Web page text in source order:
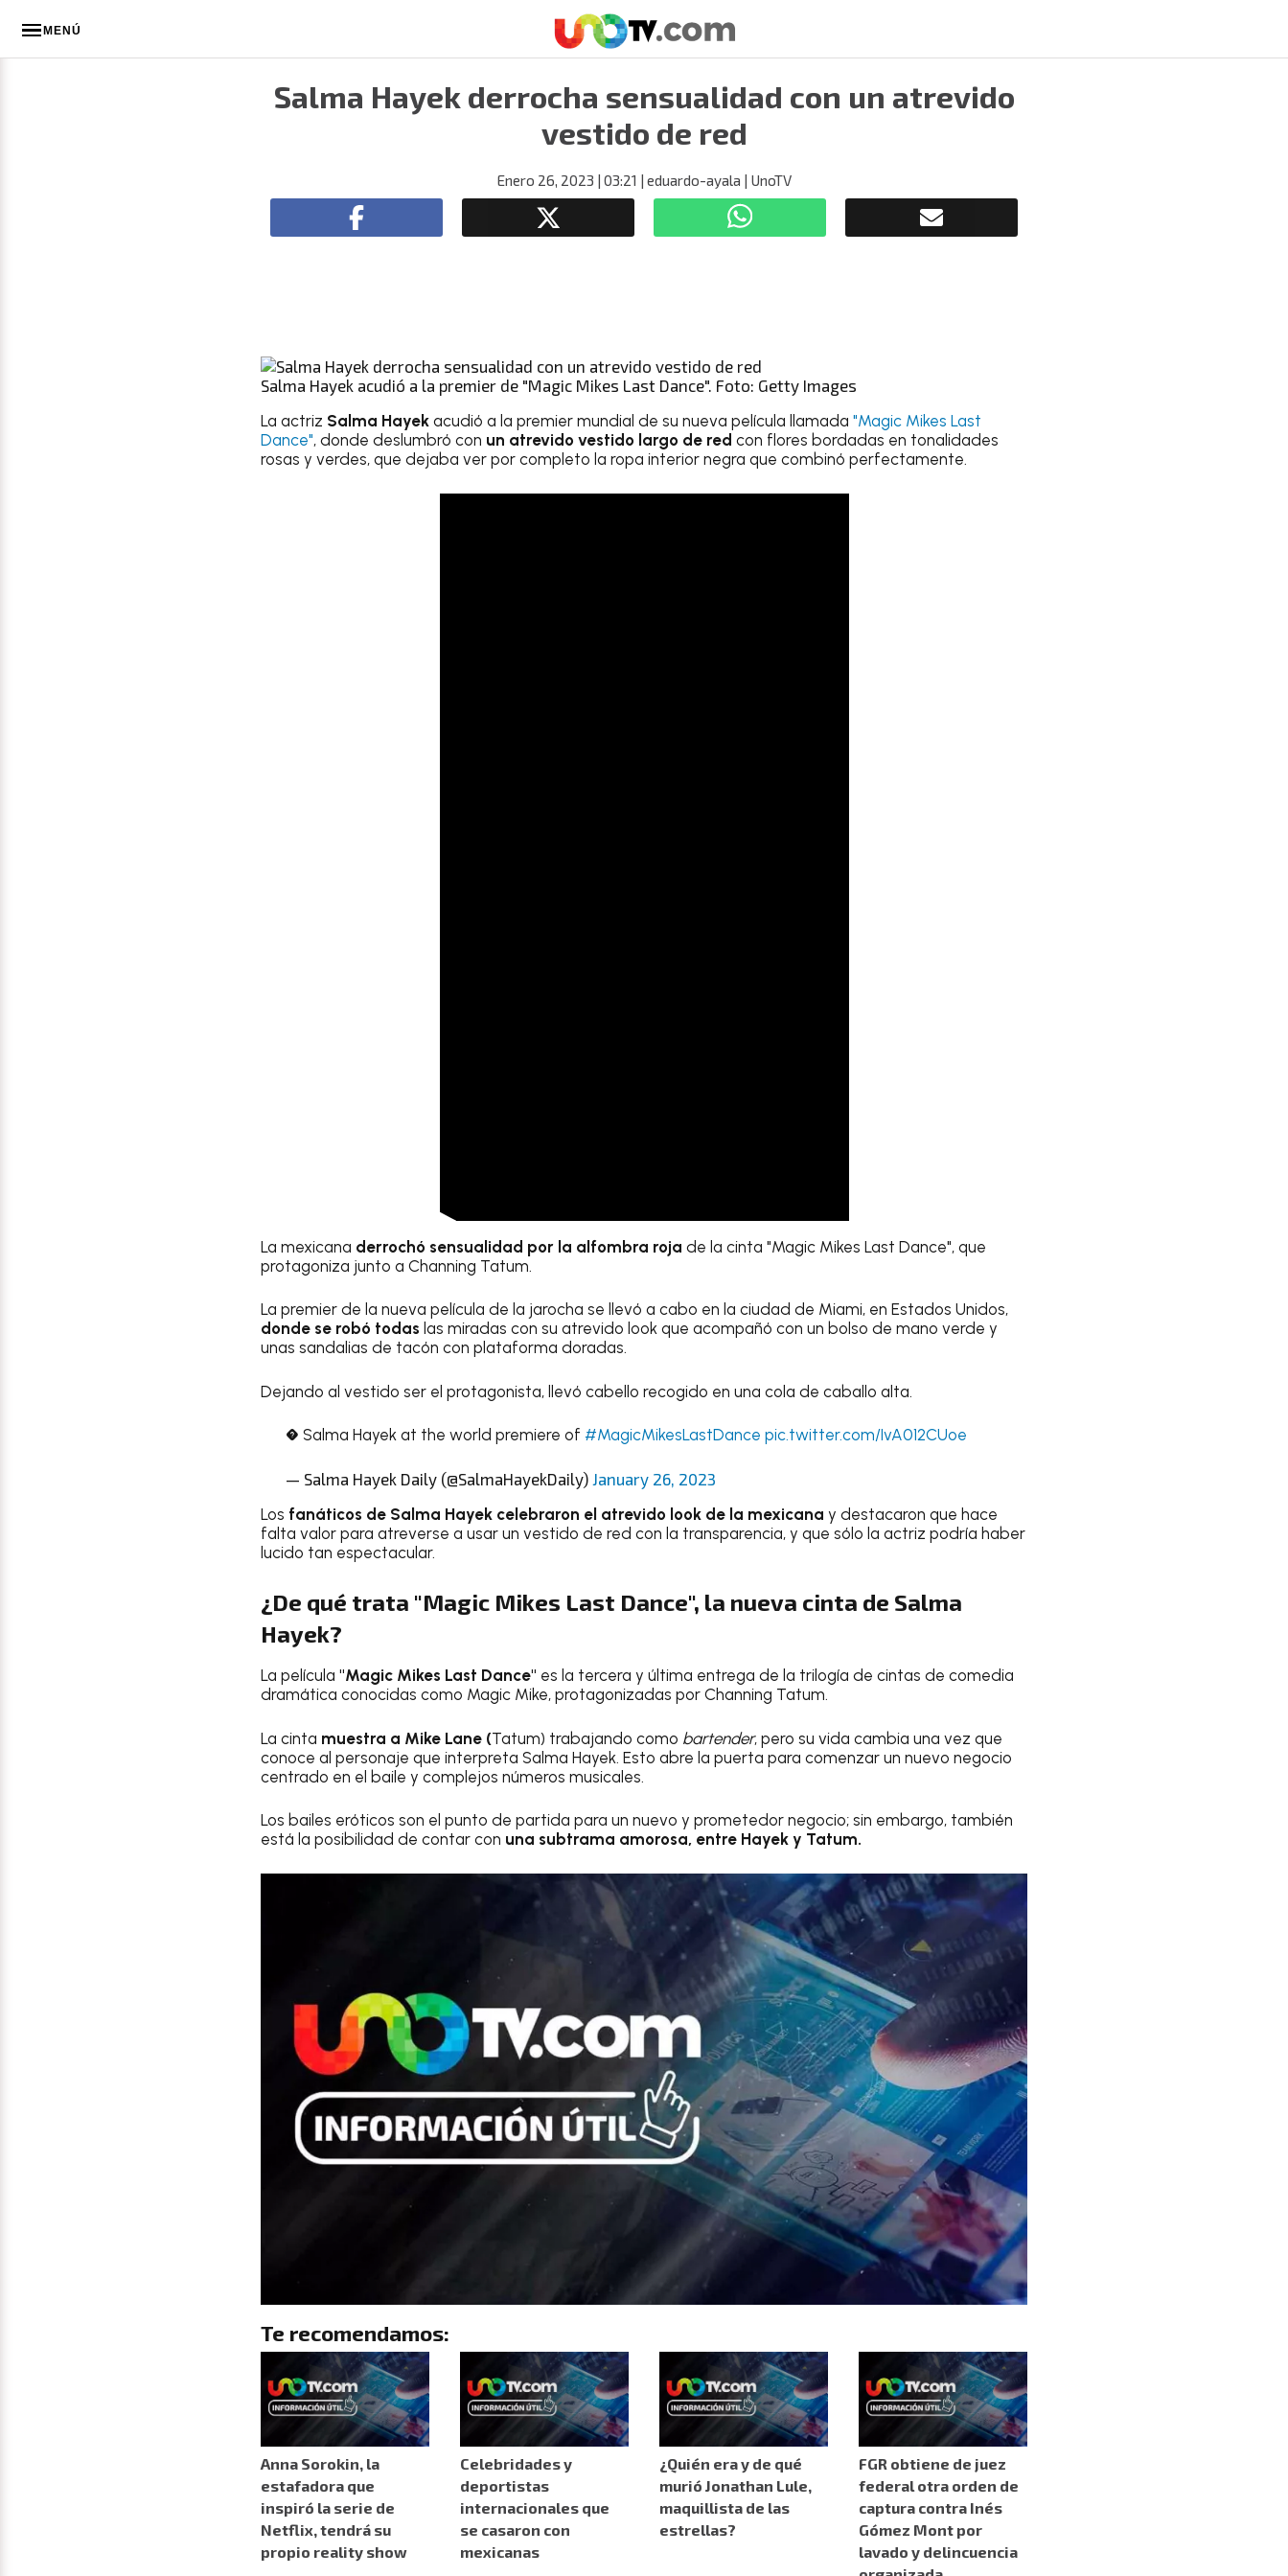
MENÚ
Salma Hayek derrocha sensualidad con un atrevido
vestido de red
Enero 26, 2023 | 03:21 | eduardo-ayala | UnoTV
Salma Hayek acudió a la premier de "Magic Mikes Last Dance". Foto: Getty Images
La actriz Salma Hayek acudió a la premier mundial de su nueva película llamada "Magic Mikes Last
Dance", donde deslumbró con un atrevido vestido largo de red con flores bordadas en tonalidades
rosas y verdes, que dejaba ver por completo la ropa interior negra que combinó perfectamente.
La mexicana derrochó sensualidad por la alfombra roja de la cinta "Magic Mikes Last Dance", que
protagoniza junto a Channing Tatum.
La premier de la nueva película de la jarocha se llevó a cabo en la ciudad de Miami, en Estados Unidos,
donde se robó todas las miradas con su atrevido look que acompañó con un bolso de mano verde y
unas sandalias de tacón con plataforma doradas.
Dejando al vestido ser el protagonista, llevó cabello recogido en una cola de caballo alta.
� Salma Hayek at the world premiere of #MagicMikesLastDance pic.twitter.com/IvA012CUoe
— Salma Hayek Daily (@SalmaHayekDaily) January 26, 2023
Los fanáticos de Salma Hayek celebraron el atrevido look de la mexicana y destacaron que hace
falta valor para atreverse a usar un vestido de red con la transparencia, y que sólo la actriz podría haber
lucido tan espectacular.
¿De qué trata "Magic Mikes Last Dance", la nueva cinta de Salma
Hayek?
La película "Magic Mikes Last Dance" es la tercera y última entrega de la trilogía de cintas de comedia
dramática conocidas como Magic Mike, protagonizadas por Channing Tatum.
La cinta muestra a Mike Lane (Tatum) trabajando como bartender, pero su vida cambia una vez que
conoce al personaje que interpreta Salma Hayek. Esto abre la puerta para comenzar un nuevo negocio
centrado en el baile y complejos números musicales.
Los bailes eróticos son el punto de partida para un nuevo y prometedor negocio; sin embargo, también
está la posibilidad de contar con una subtrama amorosa, entre Hayek y Tatum.
Te recomendamos:
Anna Sorokin, la
estafadora que
inspiró la serie de
Netflix, tendrá su
propio reality show
Celebridades y
deportistas
internacionales que
se casaron con
mexicanas
¿Quién era y de qué
murió Jonathan Lule,
maquillista de las
estrellas?
FGR obtiene de juez
federal otra orden de
captura contra Inés
Gómez Mont por
lavado y delincuencia